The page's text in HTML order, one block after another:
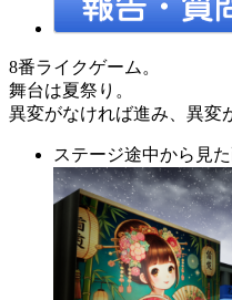
8番ライクゲーム。
舞台は夏祭り。
異変がなければ進み、異変
ステージ途中から見